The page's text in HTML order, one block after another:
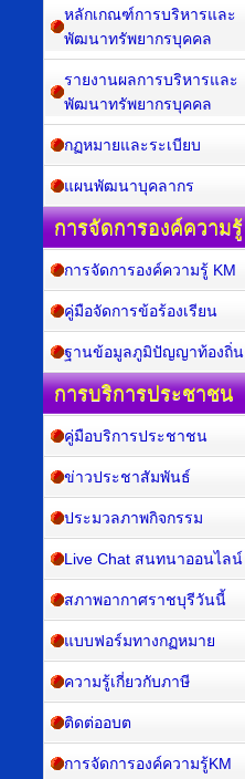
หลักเกณฑ์การบริหารและ
พัฒนาทรัพยากรบุคคล
รายงานผลการบริหารและ
พัฒนาทรัพยากรบุคคล
กฏหมายและระเบียบ
แผนพัฒนาบุคลากร
การจัดการองค์ความรู้
การจัดการองค์ความรู้ KM
คู่มือจัดการข้อร้องเรียน
ฐานข้อมูลภูมิปัญญาท้องถิ่น
การบริการประชาชน
คู่มือบริการประชาชน
ข่าวประชาสัมพันธ์
ประมวลภาพกิจกรรม
Live Chat สนทนาออนไลน์
สภาพอากาศราชบุรีวันนี้
แบบฟอร์มทางกฏหมาย
ความรู้เกี่ยวกับภาษี
ติดต่ออบต
การจัดการองค์ความรู้KM